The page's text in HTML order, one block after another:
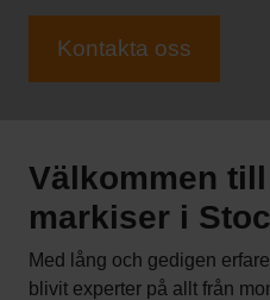
Kontakta oss
Välkommen
markiser i
Med lång och gedigen
blivit experter på allt från